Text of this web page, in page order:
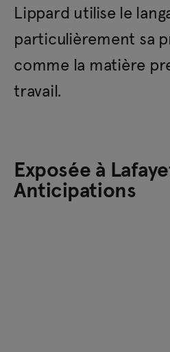
Lippard utilise le
particulièrement sa
comme la matière
travail.
Exposée à
Anticipations